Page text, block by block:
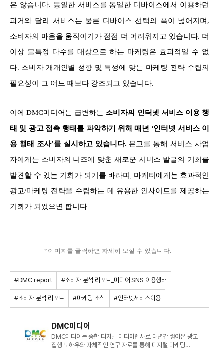
은 않습니다. 동일한 서비스를 동일한 디바이스에서 이용하던
과거와 달리 서비스는 물론 디바이스 선택의 폭이 넓어지며,
소비자의 마음을 움직이기가 점점 더 어려워지고 있습니다. 더
이상 불특정 다수를 대상으로 하는 마케팅은 효과적일 수 없
다. 소비자 개개인별 성향 및 특성에 맞는 마케팅 전략 수립의
필요성이 그 어느 때보다 강조되고 있습니다.
이에 DMC미디어는 급변하는 소비자의 인터넷 서비스 이용 행
태 및 광고 접촉 행태를 파악하기 위해 매년 ‘인터넷 서비스 이
용 행태 조사’를 실시하고 있습니다. 본고를 통해 서비스 사업
자에게는 소비자의 니즈에 맞춘 새로운 서비스 발굴의 기회를
발견할 수 있는 기회가 되기를 바라며, 마케터에게는 효과적인
광고/마케팅 전략을 수립하는 데 유용한 인사이트를 제공하는
기회가 되었으면 합니다.
*이미지를 클릭하면 자세히 보실 수 있습니다.
#DMC report #소비자 분석 리포트_미디어 SNS 이용행태
#소비자 분석 리포트 #마케팅 소식 #인터넷서비스이용
DMC미디어
DMC미디어는 종합 디지털 미디어렙사로 다년간 쌓아온 광고
집행 노하우와 자체적인 연구 자료를 통해 디지털 마케팅